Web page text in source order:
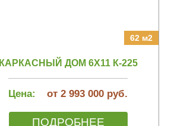
62 м2
КАРКАСНЫЙ ДОМ 6Х11 К-225
Цена: от 2 993 000 руб.
ПОДРОБНЕЕ